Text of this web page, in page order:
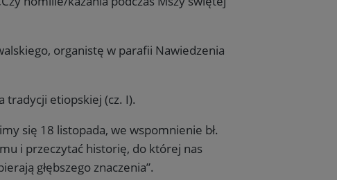
organistę w parafii Nawiedzenia
tradycji etiopskiej (cz. I).
się 18 listopada, we wspomnienie bł.
i przeczytać historię, do której nas
głębszego znaczenia”.